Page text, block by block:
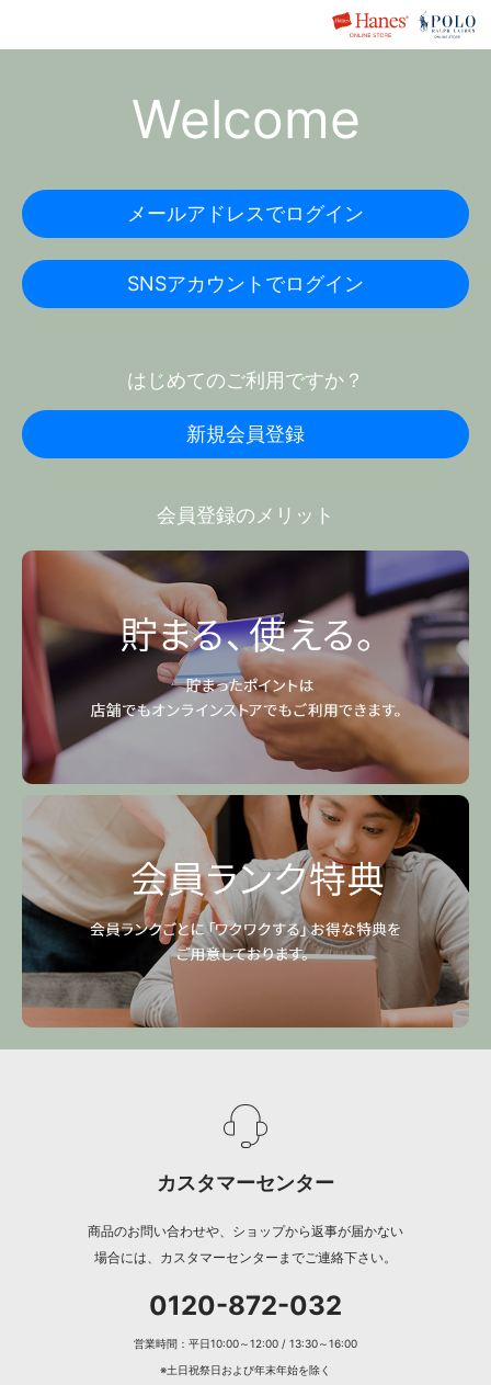
Welcome
メールアドレスでログイン
SNSアカウントでログイン
はじめてのご利用ですか？
新規会員登録
会員登録のメリット
カスタマーセンター
商品のお問い合わせや、ショップから返事が届かない
場合には、カスタマーセンターまでご連絡下さい。
0120-872-032
営業時間：平日10:00～12:00 / 13:30～16:00
※土日祝祭日および年末年始を除く